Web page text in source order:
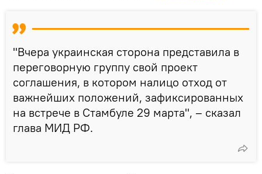
"Вчера украинская сторона представила в
переговорную группу свой проект
соглашения, в котором налицо отход от
важнейших положений, зафиксированных
на встрече в Стамбуле 29 марта", – сказал
глава МИД РФ.